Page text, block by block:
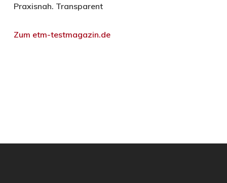
Praxisnah. Transparent
Zum etm-testmagazin.de